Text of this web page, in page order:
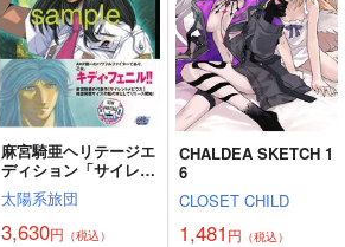
8月3日掲載
8月2日掲載
麻宮騎亜ヘリテージエ
ディション「サイレン
トメビウス」03 キデ
ィ編
太陽系旅団
3,630円 （税込）
CHALDEA SKETCH 1
6
CLOSET CHILD
1,481 円 （税込）